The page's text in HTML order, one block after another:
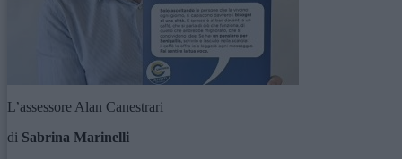
L’assessore Alan Canestrari
di Sabrina Marinelli